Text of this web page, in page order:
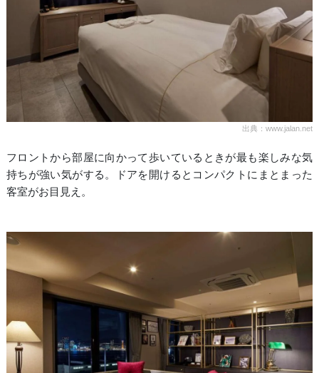
出典：www.jalan.net
フロントから部屋に向かって歩いているときが最も楽しみな気
持ちが強い気がする。ドアを開けるとコンパクトにまとまった
客室がお目見え。